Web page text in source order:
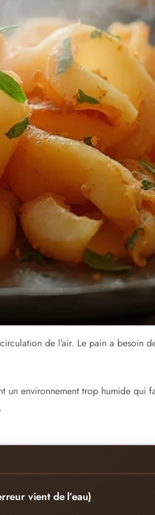
de l’air. Le pain a besoin
environnement trop humide qui
vient de l’eau)